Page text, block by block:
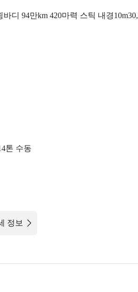
바디 94만km 420마력 스틱 내경10m30,
톤 수동
정보